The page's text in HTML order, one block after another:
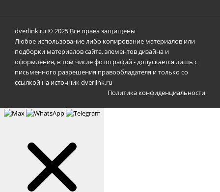
dverlink.ru © 2025 Все права защищены
Любое использование либо копирование материалов или
подборки материалов сайта, элементов дизайна и
оформления, в том числе фотографий - допускается лишь с
письменного разрешения правообладателя и только со
ссылкой на источник dverlink.ru
Политика конфиденциальности